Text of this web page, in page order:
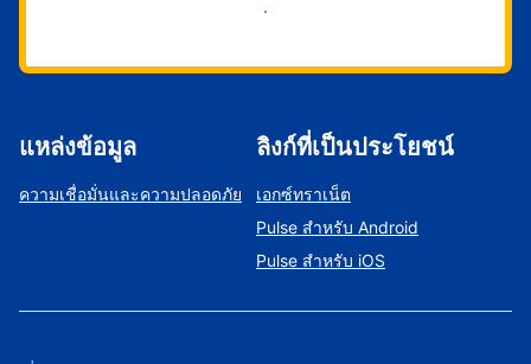
เริ่มดำเนินการเลย
แหล่งข้อมูล
ความเชื่อมั่นและความปลอดภัย
ลิงก์ที่เป็นประโยชน์
เอกซ์ทราเน็ต
Pulse สำหรับ Android
Pulse สำหรับ iOS